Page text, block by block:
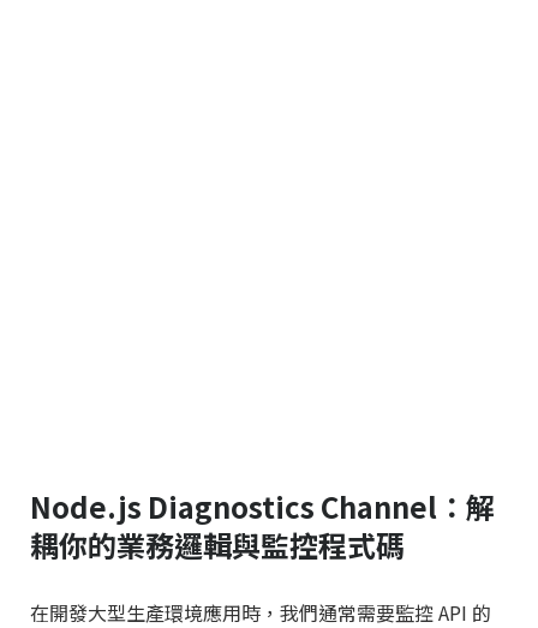
Node.js Diagnostics Channel：解
耦你的業務邏輯與監控程式碼
在開發大型生產環境應用時，我們通常需要監控 API 的